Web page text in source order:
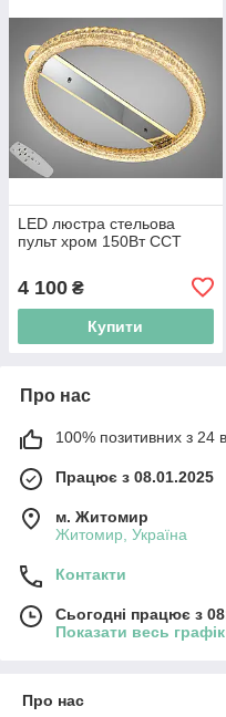
LED люстра стельова
пульт хром 150Вт CCT
4 100 ₴
Купити
Про нас
100% позитивних з 24
Працює з 08.01.2025
м. Житомир
Житомир, Україна
Контакти
Сьогодні працює з
Показати весь
Про нас